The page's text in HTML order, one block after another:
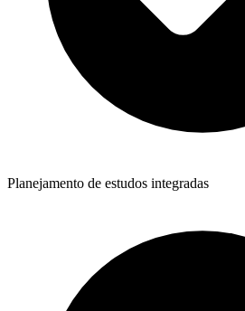
Planejamento de estudos integradas